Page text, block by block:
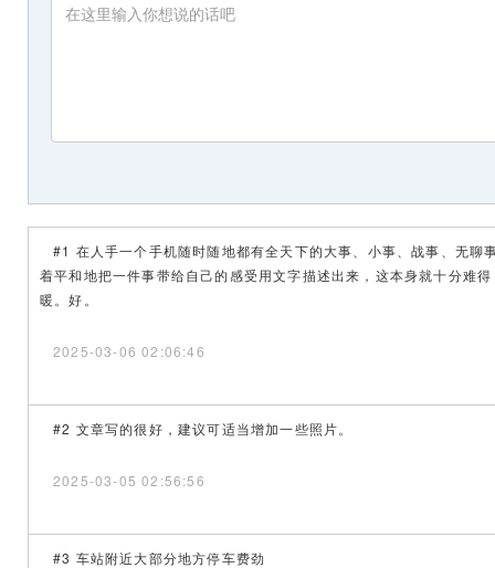
#1 在人手一个手机随时随地都有全天下的大事、小事、战事、无聊
着平和地把一件事带给自己的感受用文字描述出来，这本身就十分难
暖。好。
2025-03-06 02:06:46
#2 文章写的很好，建议可适当增加一些照片。
2025-03-05 02:56:56
#3 车站附近大部分地方停车费劲